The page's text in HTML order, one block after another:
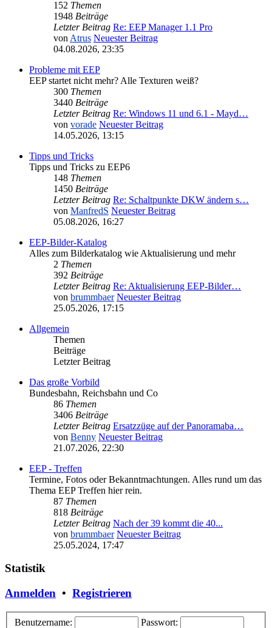
152 Themen
1948 Beiträge
Letzter Beitrag Re: EEP Manager 1.1 Pro
von Atrus Neuester Beitrag
04.08.2026, 23:35
Probleme mit EEP
EEP startet nicht mehr? Alle Texturen weiß?
300 Themen
3440 Beiträge
Letzter Beitrag Re: Windows 11 und 6.1 - Mayd…
von vorade Neuester Beitrag
14.05.2026, 13:15
Tipps und Tricks
Tipps und Tricks zu EEP6
148 Themen
1450 Beiträge
Letzter Beitrag Re: Schaltpunkte DKW ändern s…
von ManfredS Neuester Beitrag
05.08.2026, 16:27
EEP-Bilder-Katalog
Alles zum Bilderkatalog wie Aktualisierung und mehr
2 Themen
392 Beiträge
Letzter Beitrag Re: Aktualisierung EEP-Bilder…
von brummbaer Neuester Beitrag
25.05.2026, 17:15
Allgemein
Themen
Beiträge
Letzter Beitrag
Das große Vorbild
Bundesbahn, Reichsbahn und Co
86 Themen
3406 Beiträge
Letzter Beitrag Ersatzzüge auf der Panoramaba…
von Benny Neuester Beitrag
21.07.2026, 22:30
EEP - Treffen
Termine, Fotos oder Bekanntmachtungen. Alles rund um das
Thema EEP Treffen hier rein.
87 Themen
818 Beiträge
Letzter Beitrag Nach der 39 kommt die 40...
von brummbaer Neuester Beitrag
25.05.2024, 17:47
Statistik
Anmelden • Registrieren
Benutzername:
Passwort: